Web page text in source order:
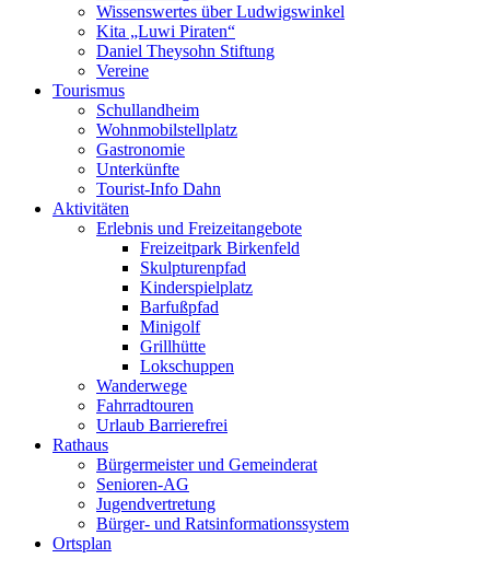
Wissenswertes über Ludwigswinkel
Kita „Luwi Piraten“
Daniel Theysohn Stiftung
Vereine
Tourismus
Schullandheim
Wohnmobilstellplatz
Gastronomie
Unterkünfte
Tourist-Info Dahn
Aktivitäten
Erlebnis und Freizeitangebote
Freizeitpark Birkenfeld
Skulpturenpfad
Kinderspielplatz
Barfußpfad
Minigolf
Grillhütte
Lokschuppen
Wanderwege
Fahrradtouren
Urlaub Barrierefrei
Rathaus
Bürgermeister und Gemeinderat
Senioren-AG
Jugendvertretung
Bürger- und Ratsinformationssystem
Ortsplan